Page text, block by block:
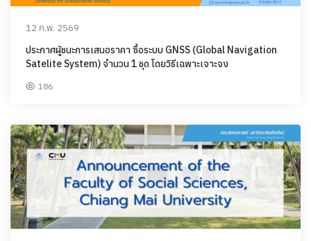
12 ก.พ. 2569
ประกาศผู้ชนะการเสนอราคา ซื้อระบบ GNSS (Global Navigation
Satelite System) จำนวน 1 ชุด โดยวิธีเฉพาะเจาะจง
186